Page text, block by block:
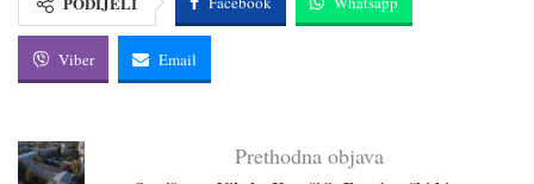
Viber Email
Prethodna objava